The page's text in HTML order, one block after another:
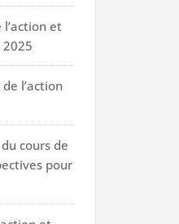
l’action et
l’action
cours de
pour